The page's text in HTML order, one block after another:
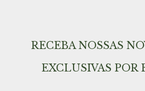
RECEBA NOSSAS
EXCLUSIVAS POR